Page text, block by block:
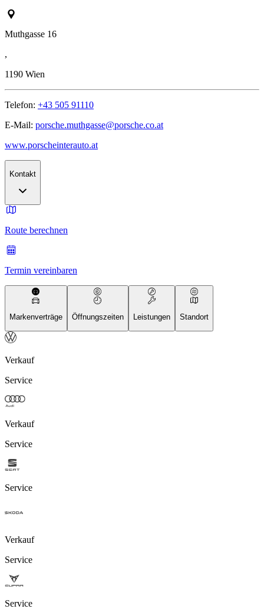
Muthgasse 16
,
1190 Wien
Telefon: +43 505 91110
E-Mail: porsche.muthgasse@porsche.co.at
www.porscheinterauto.at
Kontakt
Route berechnen
Termin vereinbaren
Markenverträge Öffnungszeiten Leistungen Standort
Verkauf
Service
Verkauf
Service
Service
Verkauf
Service
Service